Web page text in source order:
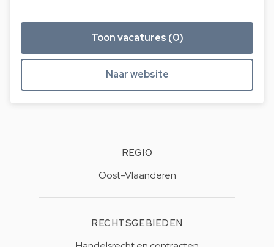
Toon vacatures (0)
Naar website
REGIO
Oost-Vlaanderen
RECHTSGEBIEDEN